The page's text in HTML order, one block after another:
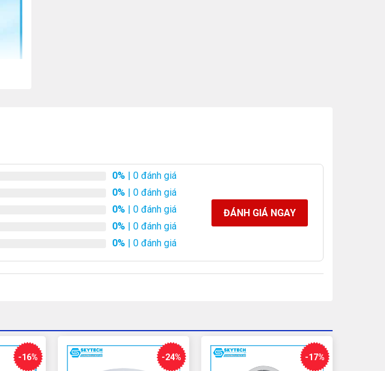
0% | 0 đánh giá
0% | 0 đánh giá
0% | 0 đánh giá
0% | 0 đánh giá
0% | 0 đánh giá
ĐÁNH GIÁ NGAY
-16% -24% -17%